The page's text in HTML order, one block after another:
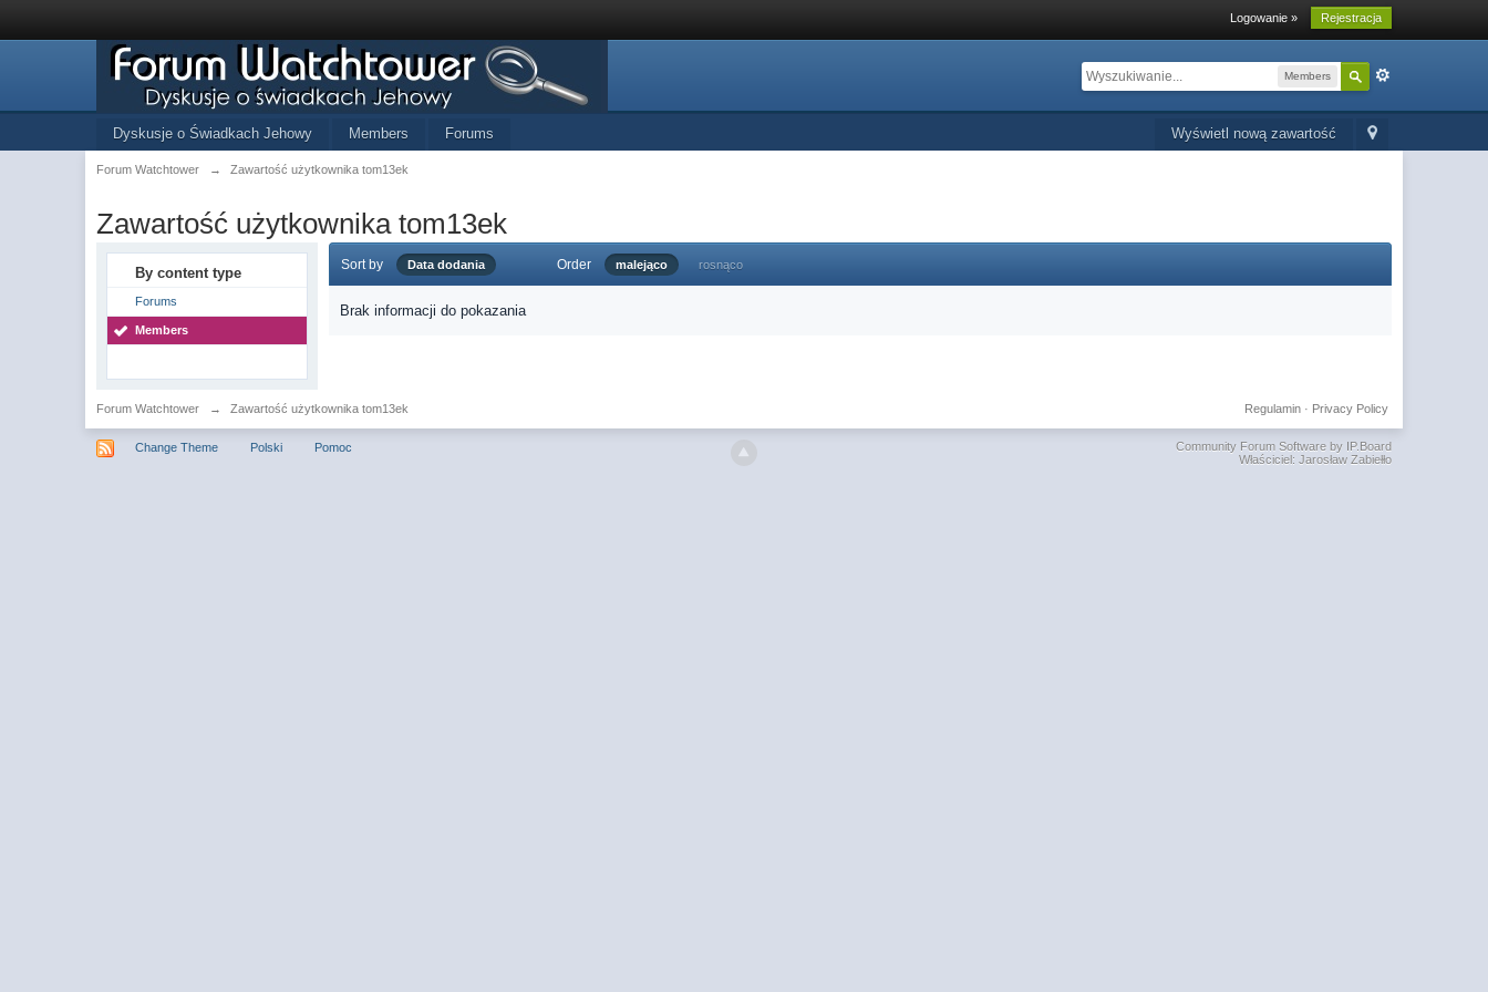
Logowanie » Rejestracja
Members
Wyświetl nową zawartość
Dyskusje o Świadkach Jehowy Members Forums
Forum Watchtower → Zawartość użytkownika tom13ek
Zawartość użytkownika tom13ek
By content type
Forums
Members
Sort by Data dodania Order malejąco rosnąco
Brak informacji do pokazania
Forum Watchtower → Zawartość użytkownika tom13ek Privacy Policy
Regulamin·
Change Theme Polski Pomoc
Community Forum Software by IP.Board
Właściciel: Jarosław Zabiełło